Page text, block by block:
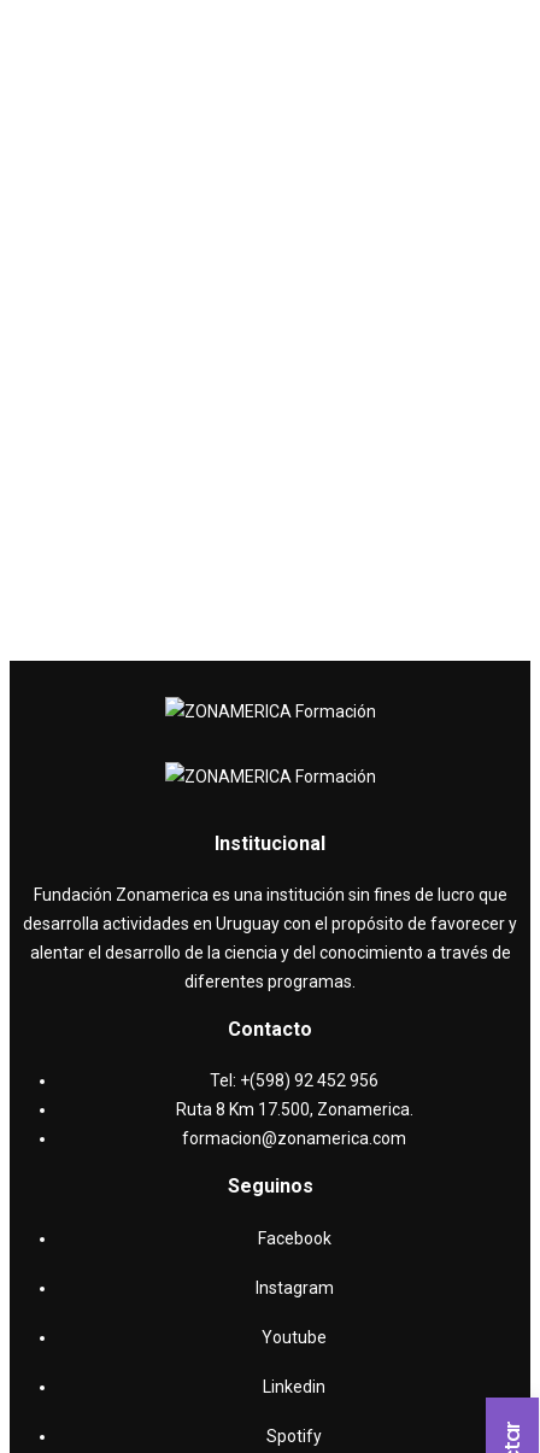
Institucional
Fundación Zonamerica es una institución sin fines de lucro que
desarrolla actividades en Uruguay con el propósito de favorecer y
alentar el desarrollo de la ciencia y del conocimiento a través de
diferentes programas.
Contacto
Tel: +(598) 92 452 956
Ruta 8 Km 17.500, Zonamerica.
formacion@zonamerica.com
Seguinos
Facebook
Instagram
Youtube
Linkedin
Spotify